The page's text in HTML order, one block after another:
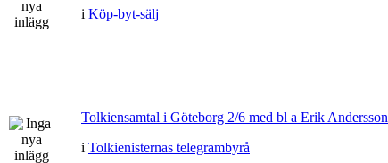
i Köp-byt-sälj
Tolkiensamtal i Göteborg 2/6 med bl a Erik Andersson
i Tolkienisternas telegrambyrå